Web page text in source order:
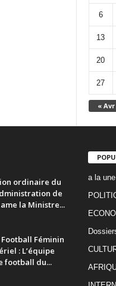
« Avr
6
13
20
27
ordinaire du
de
la Ministre...
Féminin
: L’équipe
football du...
a la une